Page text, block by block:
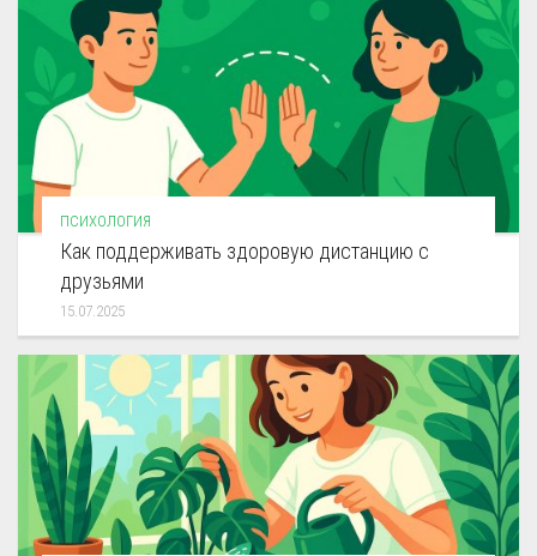
ПСИХОЛОГИЯ
Как поддерживать здоровую дистанцию с
друзьями
15.07.2025